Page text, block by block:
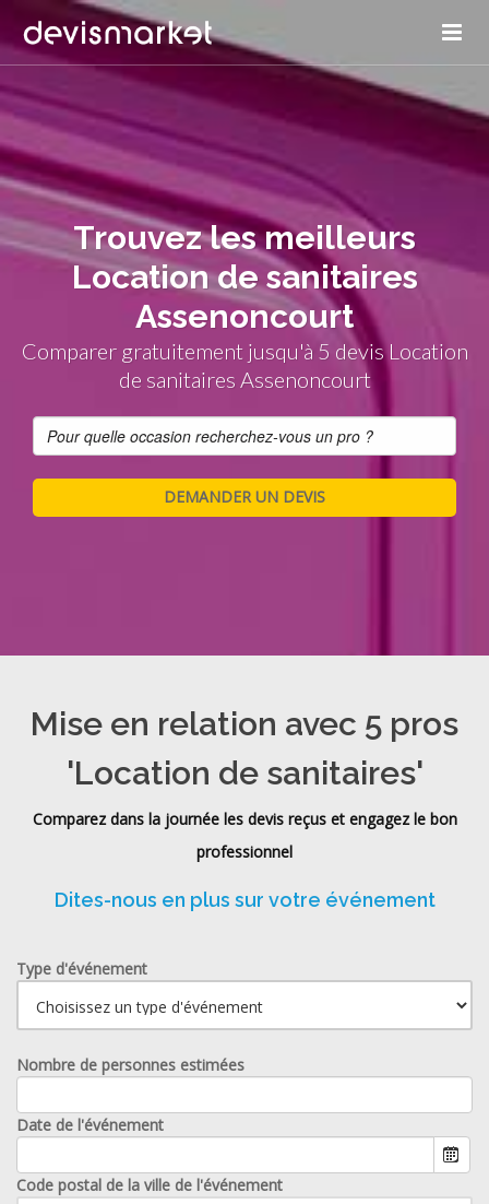
Trouvez les meilleurs
Location de sanitaires
Assenoncourt
Comparer gratuitement jusqu'à 5 devis Location
de sanitaires Assenoncourt
Mise en relation avec 5 pros
'Location de sanitaires'
Comparez dans la journée les devis reçus et engagez le bon
professionnel
Dites-nous en plus sur votre événement
Type d'événement
Nombre de personnes estimées
Date de l'événement
Code postal de la ville de l'événement